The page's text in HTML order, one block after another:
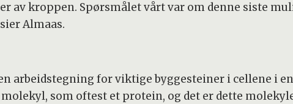
av kroppen. Spørsmålet vårt var om denne siste
Almaas.
arbeidstegning for viktige byggesteiner i cellene i
som oftest et protein, og det er dette